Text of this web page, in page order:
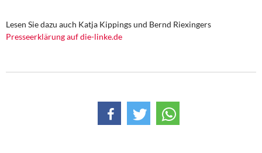
Lesen Sie dazu auch Katja Kippings und Bernd Riexingers
Presseerklärung auf die-linke.de